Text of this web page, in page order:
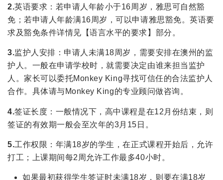
2.英语要求：若申请人年龄小于16周岁，雅思可自然豁
免；若申请人年龄满16周岁，可以申请雅思豁免。英语要
求及豁免条件详情见【语言水平的要求】部分。
3.监护人安排：申请人未满18周岁，需要安排在澳州的监
护人。一般在申请学校时，就需要决定由谁来担当监护
人。家长可以委托Monkey King寻找可信任的合法监护人
合作。具体请与Monkey King的专业顾问做咨询。
4.签证长度：一般情况下，高中课程是在12 月份结束，则
签证的有效期一般会至次年的3月 15 日。
5.工作权限：年满18岁的学生，在正式课程开始后，允许
打工；上课期间每2周允许工作最多40小时。
如果最初获得学生签证时未满18岁，则要在满18岁